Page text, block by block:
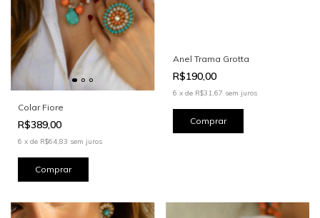
Colar Fiore
R$389,00
6 x de R$64,83 sem juros
Anel Trama Grotta
R$190,00
6 x de R$31,67 sem juros